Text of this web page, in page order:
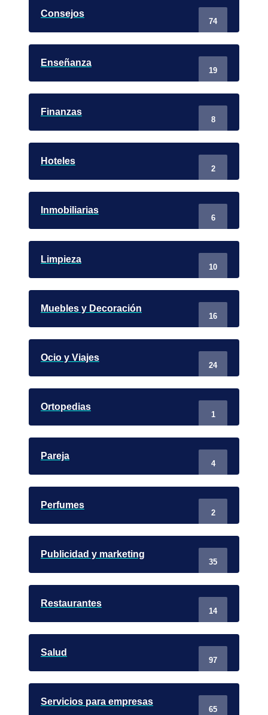
Consejos
74
Enseñanza
19
Finanzas
8
Hoteles
2
Inmobiliarias
6
Limpieza
10
Muebles y Decoración
16
Ocio y Viajes
24
Ortopedias
1
Pareja
4
Perfumes
2
Publicidad y marketing
35
Restaurantes
14
Salud
97
Servicios para empresas
65